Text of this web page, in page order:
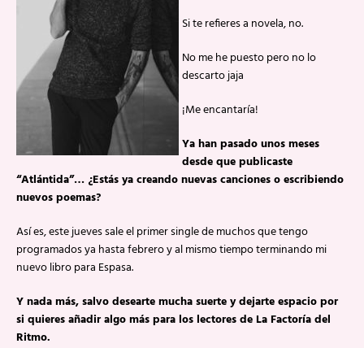
Si te refieres a novela, no.
No me he puesto pero no lo
descarto jaja
¡Me encantaría!
Ya han pasado unos meses
desde que publicaste
“Atlántida”… ¿Estás ya creando nuevas canciones o escribiendo
nuevos poemas?
Así es, este jueves sale el primer single de muchos que tengo
programados ya hasta febrero y al mismo tiempo terminando mi
nuevo libro para Espasa.
Y nada más, salvo desearte mucha suerte y dejarte espacio por
si quieres añadir algo más para los lectores de La Factoría del
Ritmo.